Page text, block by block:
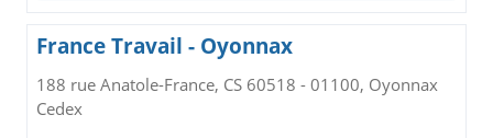
France Travail - Oyonnax
188 rue Anatole-France, CS 60518 - 01100, Oyonnax
Cedex